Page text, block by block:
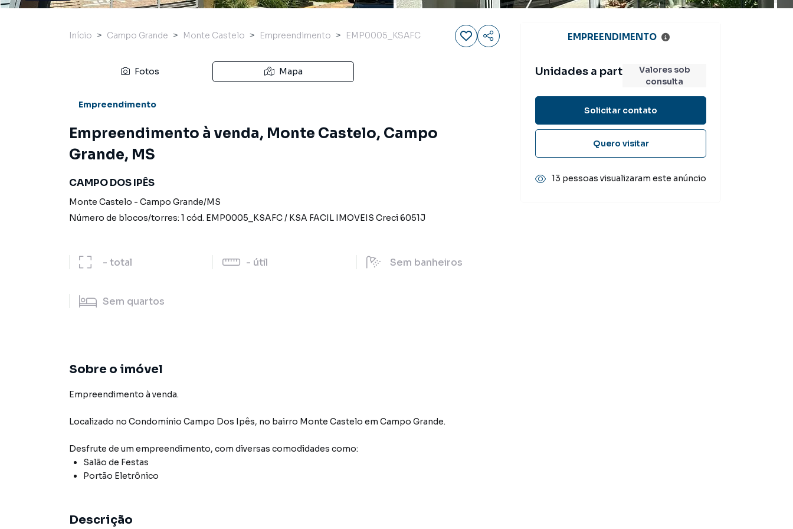
Início Campo Grande Monte Castelo Empreendimento EMP0005_KSAFC
Fotos Mapa
Empreendimento
Empreendimento à venda, Monte Castelo, Campo
Grande, MS
CAMPO DOS IPÊS
Monte Castelo - Campo Grande/MS
Número de blocos/torres: 1 cód. EMP0005_KSAFC/ KSA FACIL IMOVEIS Creci6051J
- total - útil Sem banheiros
Sem quartos
Sobre o imóvel
Empreendimento à venda.
Localizado no Condomínio Campo Dos Ipês, no bairro Monte Castelo em Campo Grande.
Desfrute de um empreendimento, com diversas comodidades como:
Salão de Festas
Portão Eletrônico
Descrição
EMPREENDIMENTO
Unidades a partir deValores sob
consulta
Solicitar contato
Quero visitar
13 pessoas visualizaram este anúncio